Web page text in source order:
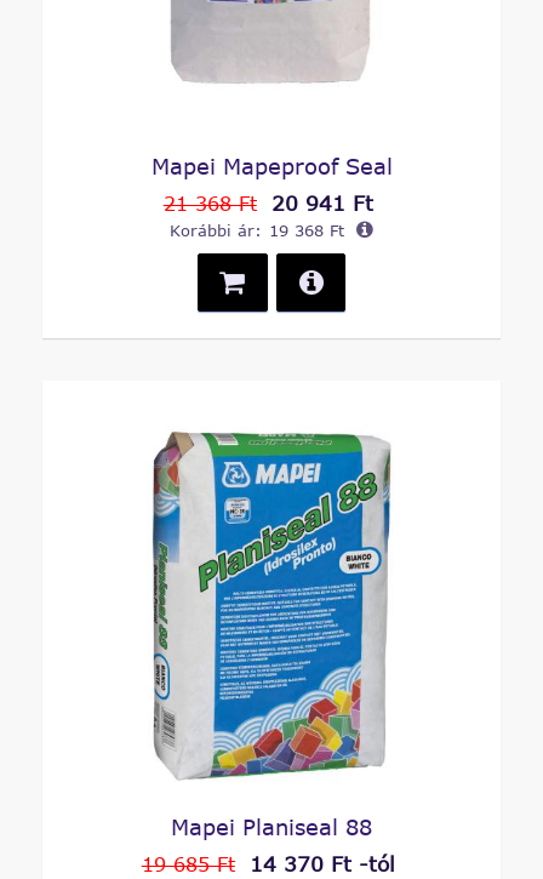
Mapei Mapeproof Seal
21 368 Ft 20 941 Ft
Korábbi ár: 19 368 Ft
Mapei Planiseal 88
19 685 Ft 14 370 Ft -tól